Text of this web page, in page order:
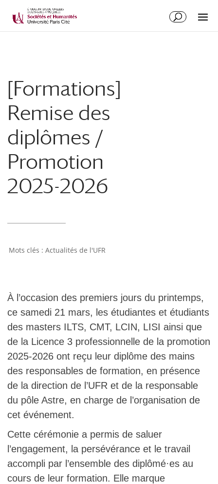
[Formations]
Remise des
diplômes /
Promotion
2025-2026
Actualités de l'UFR
À l’occasion des premiers jours du printemps,
ce samedi 21 mars, les étudiantes et étudiants
des masters ILTS, CMT, LCIN, LISI ainsi que
de la Licence 3 professionnelle de la promotion
2025-2026 ont reçu leur diplôme des mains
des responsables de formation, en présence
de la direction de l’UFR et de la responsable
du pôle Astre, en charge de l’organisation de
cet événement.
Cette cérémonie a permis de saluer
l’engagement, la persévérance et le travail
accompli par l’ensemble des diplômé·es au
cours de leur formation. Elle marque